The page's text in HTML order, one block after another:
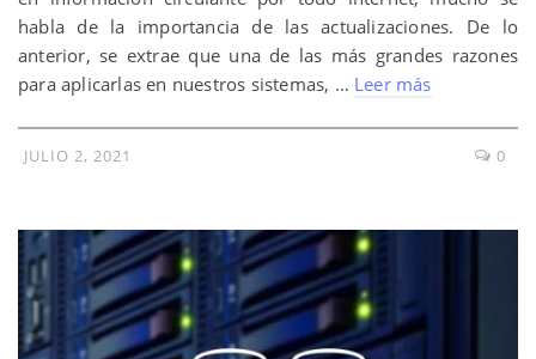
habla de la importancia de las actualizaciones. De lo
anterior, se extrae que una de las más grandes razones
para aplicarlas en nuestros sistemas, … Leer más
JULIO 2, 2021 0